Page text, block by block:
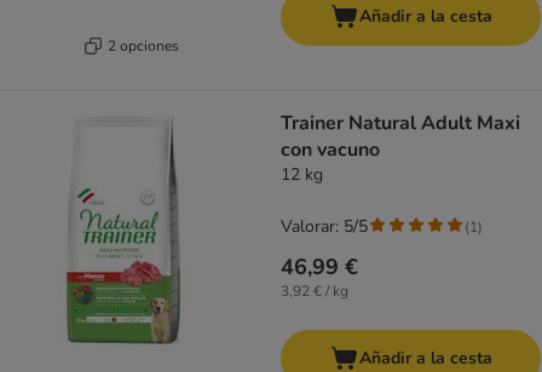
2 opciones
Añadir a la cesta
Trainer Natural Adult Maxi
con vacuno
12 kg
46,99 €
3,92 € / kg
Valorar: 5/5 (1)
Añadir a la cesta